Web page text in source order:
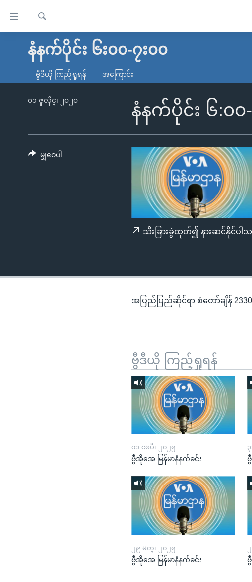
လွယ်ကူ
သည့်
ကျော်
မူလစာမျက်နှာ
ကမ္ဘာ့သတင်းများ
နိုင်ငံတကာ
တရုတ်
အစ္စရေး-ပါလက်စတိုင်း
ရပ်ဝန်းတခု လမ်းတခု အလွန်
အင်္ဂလိပ်စာလေ့လာမယ်
ရ
လာ
နံနက်ပိုင်း ၆း၀၀-၇း၀၀
ဗွီဒီယို ကြည့်ရှုရန် အကြောင်း
နံနက်ပိုင်း ၆:၀၀
၀၁ ဇူလိုင္၊ ၂၀၂၀
သီးခြားခွဲထုတ်၍ နားဆင်နိုင်ပါ
မျှဝေပါ
အပြည်ပြည်ဆိုင်ရာ စံတော်ချိန် 2330
ဗွီဒီယို ကြည့်ရှုရန်
၀၁ ဧၿပီ၊ ၂၀၂၅
ဗွီအိုအေ မြန်မာနံနက်ခင်း
၂၉ မတ္၊ ၂၀၂၅
ဗွီအိုအေ မြန်မာနံနက်ခင်း